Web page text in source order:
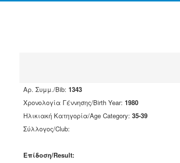
Αρ. Συμμ./Bib: 1343
Χρονολογία Γέννησης/Birth Year: 1980
Ηλικιακή Κατηγορία/Age Category: 35-39
Σύλλογος/Club:
Επίδοση/Result: